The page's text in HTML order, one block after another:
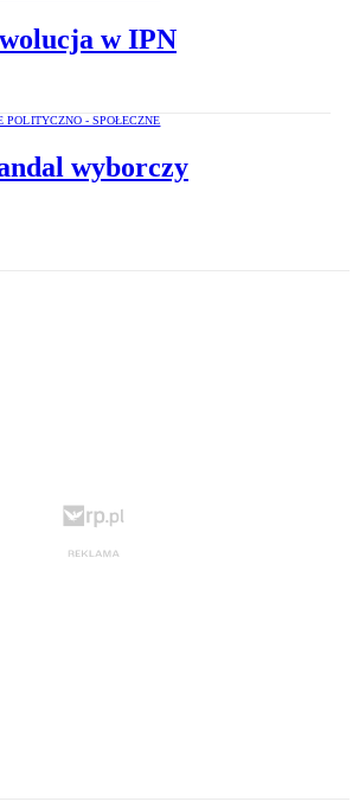
w IPN
POLITYCZNO - SPOŁECZNE
wyborczy